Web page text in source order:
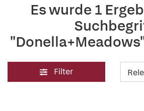
Es wurde 1
Filter